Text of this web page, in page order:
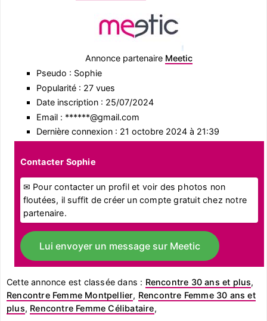
Annonce partenaire Meetic
Pseudo : Sophie
Popularité : 27 vues
Date inscription : 25/07/2024
Email : ******@gmail.com
Dernière connexion : 21 octobre 2024 à 21:39
Contacter Sophie
✉ Pour contacter un profil et voir des photos non
floutées, il suffit de créer un compte gratuit chez notre
partenaire.
Lui envoyer un message sur Meetic
Cette annonce est classée dans : Rencontre 30 ans et plus,
Rencontre Femme Montpellier, Rencontre Femme 30 ans et
plus, Rencontre Femme Célibataire,